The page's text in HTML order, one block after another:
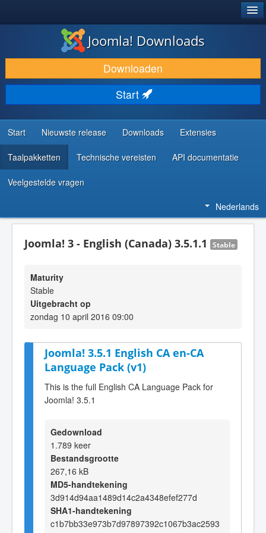
DOWNLOAD & BREID UIT
ONTDEK & LEER
COMMUNITY & ONDERSTEUNING
ONTWIKKELAARSBRONNEN
Joomla! Downloads
Downloaden
Start
Start Nieuwste release Downloads Extensies
Taalpakketten Technische vereisten API documentatie
Veelgestelde vragen
Nederlands
Joomla! 3 - English (Canada) 3.5.1.1 Stable
Maturity
Stable
Uitgebracht op
zondag 10 april 2016 09:00
Joomla! 3.5.1 English CA en-CA
Language Pack (v1)
This is the full English CA Language Pack for
Joomla! 3.5.1
Gedownload
1.789 keer
Bestandsgrootte
267,16 kB
MD5-handtekening
3d914d94aa1489d14c2a4348efef277d
SHA1-handtekening
c1b7bb33e973b7d97897392c1067b3ac2593